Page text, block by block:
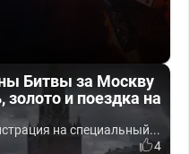
Битвы за Москву
золото и поездка на
на специальный...
4